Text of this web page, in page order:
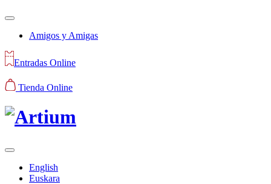
Amigos y Amigas
Entradas Online
Tienda Online
English
Euskara